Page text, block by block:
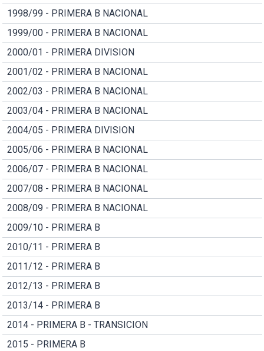
1998/99 - PRIMERA B NACIONAL
1999/00 - PRIMERA B NACIONAL
2000/01 - PRIMERA DIVISION
2001/02 - PRIMERA B NACIONAL
2002/03 - PRIMERA B NACIONAL
2003/04 - PRIMERA B NACIONAL
2004/05 - PRIMERA DIVISION
2005/06 - PRIMERA B NACIONAL
2006/07 - PRIMERA B NACIONAL
2007/08 - PRIMERA B NACIONAL
2008/09 - PRIMERA B NACIONAL
2009/10 - PRIMERA B
2010/11 - PRIMERA B
2011/12 - PRIMERA B
2012/13 - PRIMERA B
2013/14 - PRIMERA B
2014 - PRIMERA B - TRANSICION
2015 - PRIMERA B